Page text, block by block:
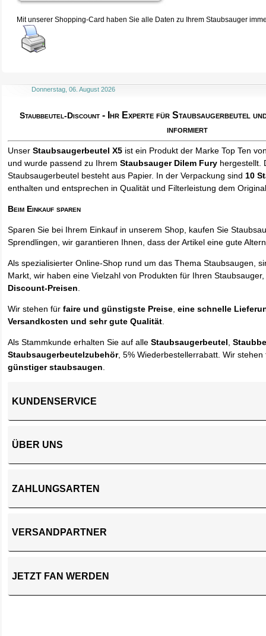
Mit unserer Shopping-Card haben Sie alle Daten zu Ihrem Staubsauger
Donnerstag, 06. August 2026
Staubbeutel-Discount - Ihr Experte für Staubsaugerbeutel
informiert
UnserStaubsaugerbeutel X5 ist ein Produkt der Marke Top Ten
und wurde passend zu IhremStaubsauger Dilem Fury hergestellt.
Staubsaugerbeutel besteht aus Papier. In der Verpackung sind10
enthalten und entsprechen in Qualität und Filterleistung dem
Beim Einkauf sparen
Sparen Sie bei Ihrem Einkauf in unserem Shop, kaufen Sie
Sprendlingen, wir garantieren Ihnen, dass der Artikel eine gute
Als spezialisierter Online-Shop rund um das Thema Staubsaugen,
Markt, wir haben eine Vielzahl von Produkten für Ihren
Discount-Preisen.
Wir stehen fürfaire und günstigste Preise,eine schnelle
Versandkosten und sehr gute Qualität.
Als Stammkunde erhalten Sie auf alleStaubsaugerbeutel,
Staubsaugerbeutelzubehör, 5% Wiederbestellerrabatt. Wir
günstiger staubsaugen.
KUNDENSERVICE
ÜBER UNS
ZAHLUNGSARTEN
VERSANDPARTNER
JETZT FAN WERDEN